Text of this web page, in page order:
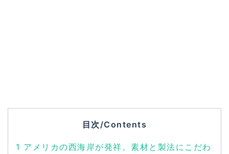
目次/Contents
1 アメリカの西海岸が発祥。素材と製法にこだわ